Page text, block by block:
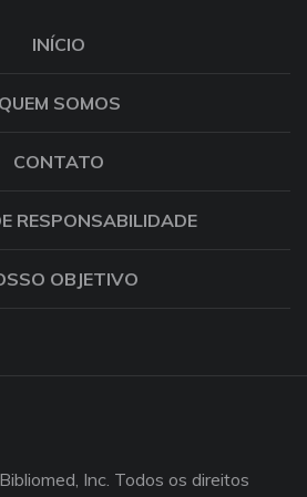
INÍCIO
QUEM SOMOS
CONTATO
RESPONSABILIDADE
OBJETIVO
Inc. Todos os direitos